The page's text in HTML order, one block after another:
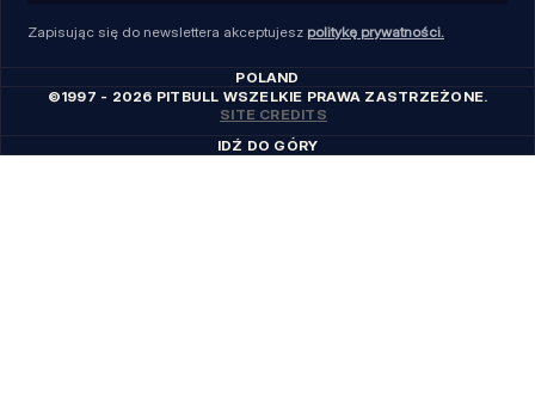
Zapisując się do newslettera akceptujesz politykę prywatności.
POLAND
©1997 - 2026 PITBULL WSZELKIE PRAWA ZASTRZEŻONE.
SITE CREDITS
IDŹ DO GÓRY